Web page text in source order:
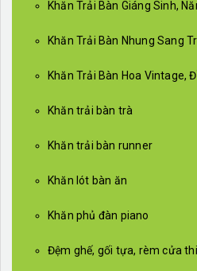
Khăn Trải Bàn Giáng Sinh,
Khăn Trải Bàn Nhung Sang
Khăn Trải Bàn Hoa Vintage,
Khăn trải bàn trà
Khăn trải bàn runner
Khăn lót bàn ăn
Khăn phủ đàn piano
Đệm ghế, gối tựa, rèm cửa